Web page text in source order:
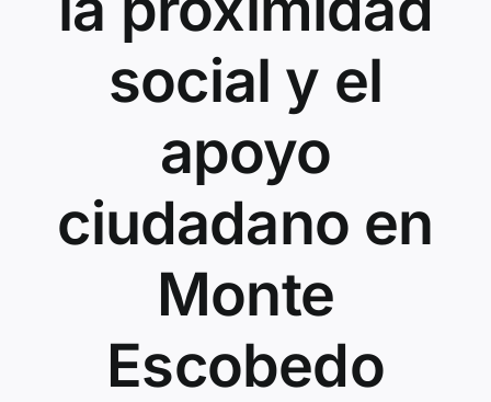
Directorio
Quiénes Somos
Trámites y Servicios
Transparencia
social y el
apoyo
ciudadano en
Monte
Escobedo